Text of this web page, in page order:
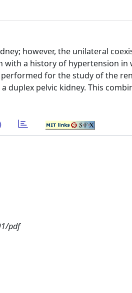
however, the unilateral
a history of hypertension in
for the study of the
duplex pelvic kidney. This
pdf